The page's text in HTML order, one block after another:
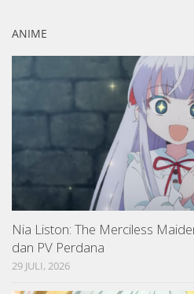
ANIME
Nia Liston: The Merciless
dan PV Perdana
29 JULI, 2026